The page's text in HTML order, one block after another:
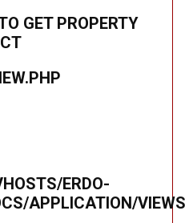
GET PROPERTY
ERDO-
APPLICATION/